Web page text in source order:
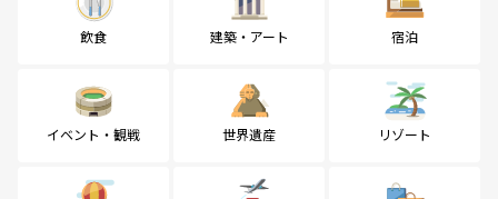
飲食 建築・アート 宿泊
イベント・観戦 世界遺産 リゾート